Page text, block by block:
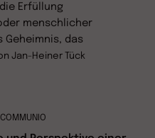
Erfüllung
menschlicher
Geheimnis, das
Jan-Heiner Tück
COMMUNIO